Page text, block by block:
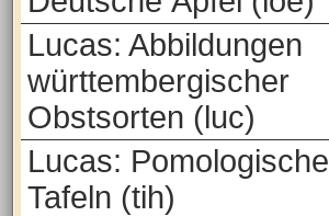
Lucas: Abbildungen
württembergischer
Obstsorten (luc)
Lucas: Pomologische
Tafeln (tih)